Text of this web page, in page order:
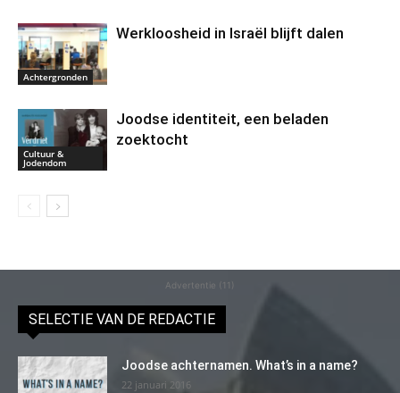
Achtergronden
Werkloosheid in Israël blijft dalen
Cultuur &
Jodendom
Joodse identiteit, een beladen
zoektocht
Advertentie (11)
SELECTIE VAN DE REDACTIE
Joodse achternamen. What’s in a name?
22 januari 2016